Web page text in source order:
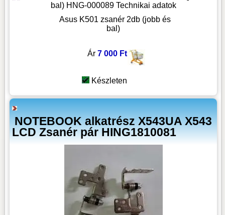
Asus K501 zsanér 2db (jobb és
bal)
Ár 7 000 Ft
Készleten
NOTEBOOK alkatrész X543UA X543
LCD Zsanér pár HING1810081